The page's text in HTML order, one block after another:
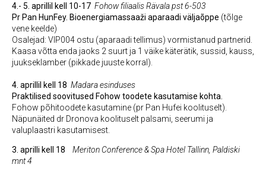
4.- 5. aprillil kell 10-17 Fohow filiaalis Rävala pst 6-503
Pr Pan HunFey. Bioenergiamassaaži aparaadi väljaõppe (tõlge
vene keelde)
Osalejad: VIP004 ostu (aparaadi tellimus) vormistanud partnerid.
Kaasa võtta enda jaoks 2 suurt ja 1 väike käterätik, sussid, kauss,
juukseklamber (pikkade juuste korral).
4. aprillil kell 18 Madara esinduses
Praktilised soovitused Fohow toodete kasutamise kohta.
Fohow põhitoodete kasutamine (pr Pan Hufei koolituselt).
Näpunäited dr Dronova koolituselt palsami, seerumi ja
valuplaastri kasutamisest.
3. aprilli kell 18
Meriton Conference & Spa Hotel Tallinn, Paldiski
mnt 4